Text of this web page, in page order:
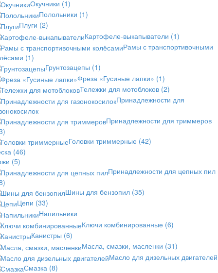
Окучники (1)
Полольники (1)
Плуги (2)
Картофеле-выкапыватели (1)
Рамы с транспортивочными
(1)
Грунтозацепы (1)
Фреза «Гусиные лапки» (1)
Тележки для мотоблоков (2)
Принадлежности для
Принадлежности для триммеров
Головки триммерные (42)
(46)
(5)
Принадлежности для цепных пил
Шины для бензопил (35)
Цепи (33)
Напильники
Ключи комбинированные (6)
Канистры (6)
Масла, смазки, масленки (31)
Масло для дизельных двигателей
Смазка (8)